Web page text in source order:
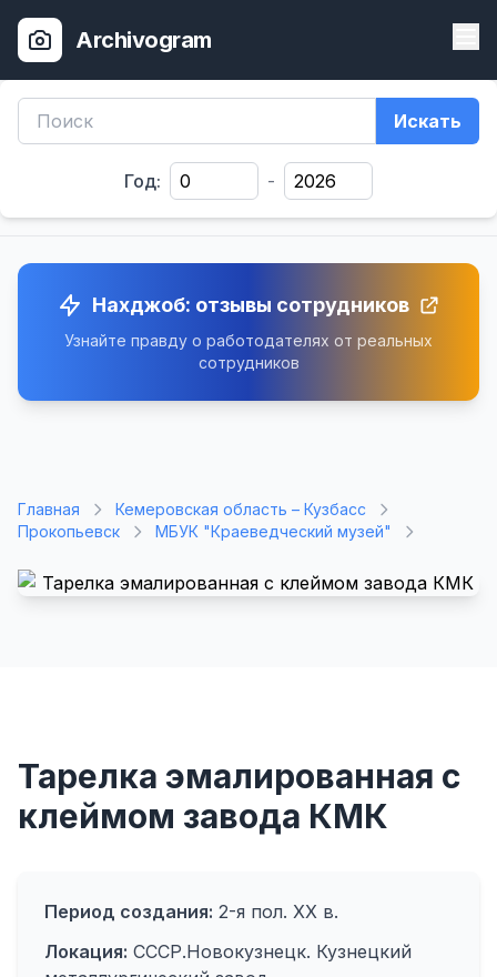
Archivogram
Искать
Год: -
Нахджоб: отзывы сотрудников
Узнайте правду о работодателях от реальных
сотрудников
Главная
Кемеровская область – Кузбасс
Прокопьевск
МБУК "Краеведческий музей"
Тарелка эмалированная с
клеймом завода КМК
Период создания: 2-я пол. XX в.
Локация: СССР.Новокузнецк. Кузнецкий